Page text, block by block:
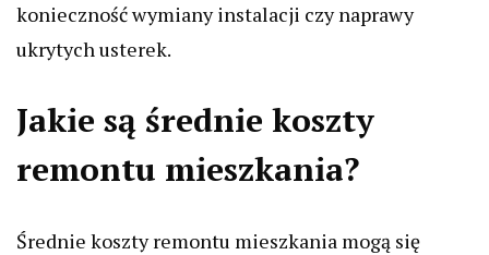
konieczność wymiany instalacji czy naprawy
ukrytych usterek.
Jakie są średnie koszty
remontu mieszkania?
Średnie koszty remontu mieszkania mogą się